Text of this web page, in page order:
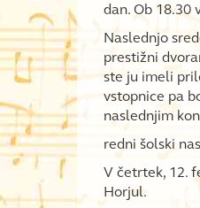
dan. Ob 18.30
Naslednjo
prestižni
ste ju imeli
vstopnice pa
naslednjim
redni šolski
V četrtek, 12.
Horjul.